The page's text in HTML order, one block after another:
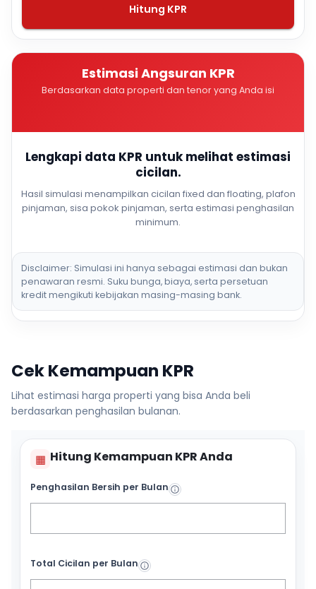
Hitung KPR
Estimasi Angsuran KPR
Berdasarkan data properti dan tenor yang Anda isi
Lengkapi data KPR untuk melihat estimasi
cicilan.
Hasil simulasi menampilkan cicilan fixed dan floating, plafon
pinjaman, sisa pokok pinjaman, serta estimasi penghasilan
minimum.
Disclaimer: Simulasi ini hanya sebagai estimasi dan bukan
penawaran resmi. Suku bunga, biaya, serta persetuan
kredit mengikuti kebijakan masing-masing bank.
Cek Kemampuan KPR
Lihat estimasi harga properti yang bisa Anda beli
berdasarkan penghasilan bulanan.
▦ Hitung Kemampuan KPR Anda
Penghasilan Bersih per Bulan
Total Cicilan per Bulan